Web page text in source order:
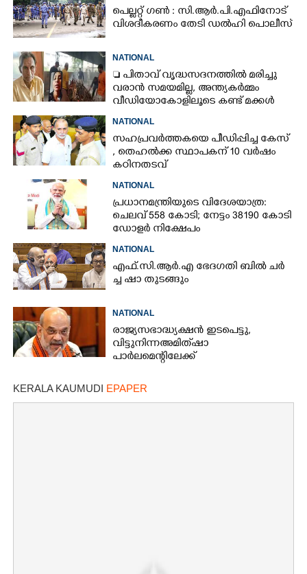
പെല്ലറ്റ് ഗൺ : സി.ആർ.പി.എഫിനോട്
വിശദീകരണം തേടി ഡൽഹി പൊലീസ്
NATIONAL
 പിതാവ് വൃദ്ധസദനത്തിൽ മരിച്ചു
വരാൻ സമയമില്ല,​ അന്ത്യകർമ്മം
വീഡിയോകോളിലൂടെ കണ്ട് മക്കൾ
NATIONAL
സഹപ്രവർത്തകയെ പീഡിപ്പിച്ച കേസ്
, തെഹൽക്ക സ്ഥാപകന് 10 വർഷം
കഠിനതടവ്
NATIONAL
പ്രധാനമന്ത്രിയുടെ വിദേശയാത്ര:
ചെലവ് 558 കോടി; നേട്ടം 38190 കോടി
ഡോളർ നിക്ഷേപം
NATIONAL
എ​ഫ്.​സി.​ആ​ർ.​എ​ ​ഭേ​ദ​ഗ​തി​ ​ബിൽ ച​ർ​
ച്ച​ ​ഷാ​ ​തുടങ്ങും
NATIONAL
രാജ്യസഭാദ്ധ്യക്ഷൻ ഇടപെട്ടു,
വിട്ടുനിന്ന അമിത് ഷാ
പാർലമെന്റിലേക്ക്
KERALA KAUMUDI EPAPER